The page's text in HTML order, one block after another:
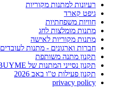
רעיונות למתנות מקוריות
גיפט קארד
חוויות משפחתיות
מתנות מומלצות לחג
מתנות מקוריות לאישה
חברות וארגונים - מתנות לעובדים
תקנון מתנה משותפת
תקנון נסייני המתנות של BUYME
תקנון פעילות ט"ו באב 2026
privacy policy